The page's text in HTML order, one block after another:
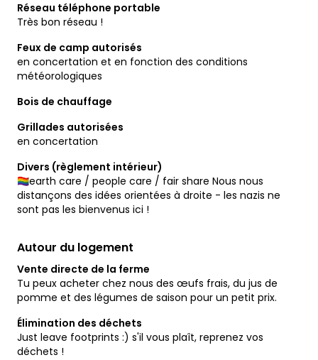
Réseau téléphone portable
Très bon réseau !
Feux de camp autorisés
en concertation et en fonction des conditions
météorologiques
Bois de chauffage
Grillades autorisées
en concertation
Divers (règlement intérieur)
🏳️‍🌈earth care / people care / fair share Nous nous
distançons des idées orientées à droite - les nazis ne
sont pas les bienvenus ici !
Autour du logement
Vente directe de la ferme
Tu peux acheter chez nous des œufs frais, du jus de
pomme et des légumes de saison pour un petit prix.
Élimination des déchets
Just leave footprints :) s'il vous plaît, reprenez vos
déchets !